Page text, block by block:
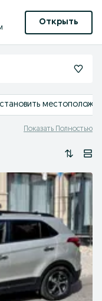
Открыть
Показать Полностью